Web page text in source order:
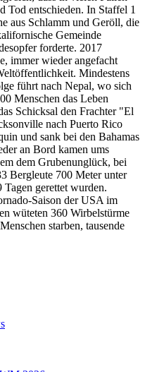
Tod entschieden. In Staffel 1
aus Schlamm und Geröll, die
Gemeinde
forderte. 2017
immer wieder angefacht
Mindestens
führt nach Nepal, wo sich
Menschen das Leben
Schicksal den Frachter "El
nach Puerto Rico
und sank bei den Bahamas
an Bord kamen ums
dem Grubenunglück, bei
Bergleute 700 Meter unter
Tagen gerettet wurden.
Saison der USA im
wüteten 360 Wirbelstürme
starben, tausende